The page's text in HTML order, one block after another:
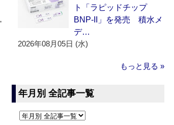
ト「ラピッドチップ
BNP-II」を発売 積水メ
デ…
2026年08月05日 (水)
もっと見る »
年月別 全記事一覧